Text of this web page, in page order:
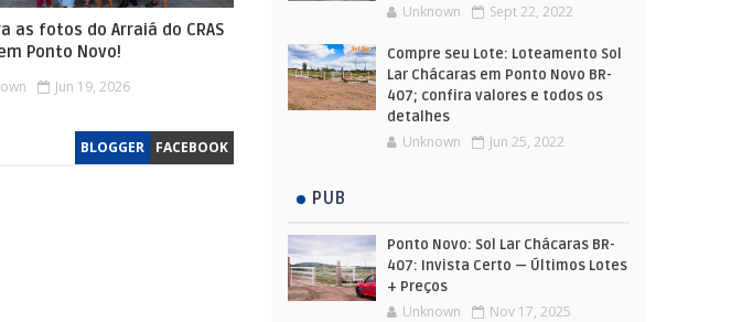
as fotos do Arraiá do CRAS
Ponto Novo!
Jun 19, 2026
BLOGGER FACEBOOK
Unknown Sept 22, 2022
Compre seu Lote: Loteamento Sol
Lar Chácaras em Ponto Novo BR-
407; confira valores e todos os
detalhes
Unknown Jun 25, 2022
PUB
Ponto Novo: Sol Lar Chácaras BR-
407: Invista Certo — Últimos Lotes
+ Preços
Unknown Nov 17, 2025